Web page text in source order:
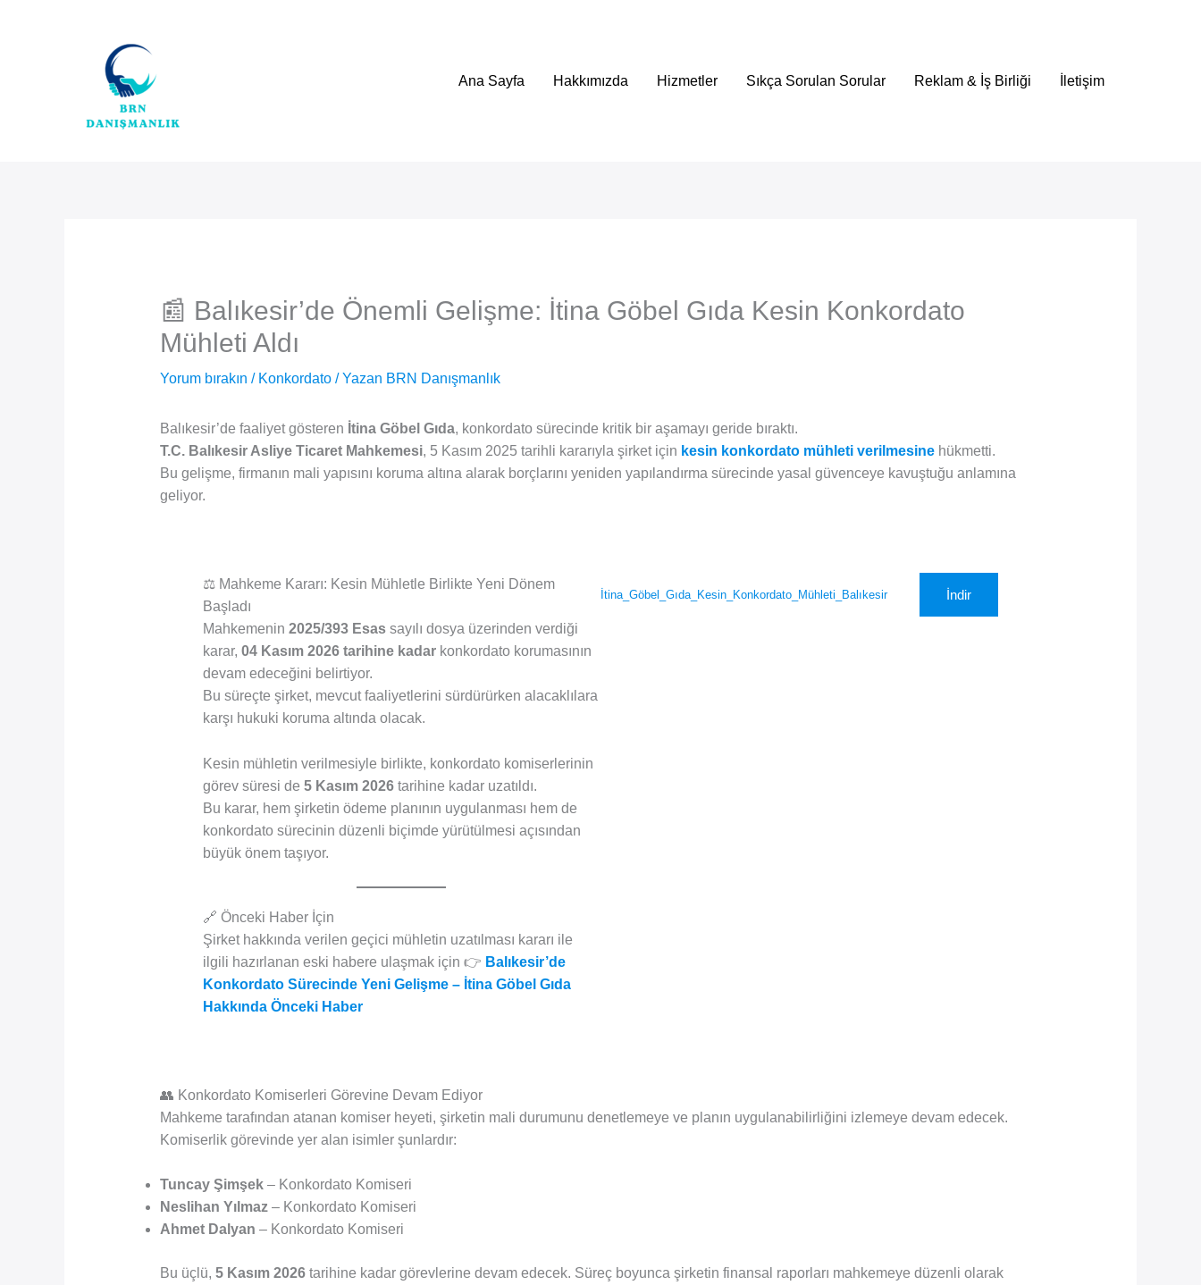
Ana Sayfa Hakkımızda Hizmetler Sıkça Sorulan Sorular Reklam & İş Birliği İletişim
📰 Balıkesir’de Önemli Gelişme: İtina Göbel Gıda Kesin Konkordato
Mühleti Aldı
Yorum bırakın / Konkordato/ Yazan BRN Danışmanlık
Balıkesir’de faaliyet gösteren İtina Göbel Gıda, konkordato sürecinde kritik bir aşamayı geride bıraktı.
T.C. Balıkesir Asliye Ticaret Mahkemesi, 5 Kasım 2025 tarihli kararıyla şirket için kesin konkordato mühleti verilmesine hükmetti.
Bu gelişme, firmanın mali yapısını koruma altına alarak borçlarını yeniden yapılandırma sürecinde yasal güvenceye kavuştuğu anlamına
geliyor.
⚖️ Mahkeme Kararı: Kesin Mühletle Birlikte Yeni Dönem
Başladı
Mahkemenin 2025/393 Esassayılı dosya üzerinden verdiği
karar, 04 Kasım 2026 tarihine kadarkonkordato korumasının
devam edeceğini belirtiyor.
Bu süreçte şirket, mevcut faaliyetlerini sürdürürken alacaklılara
karşı hukuki koruma altında olacak.
Kesin mühletin verilmesiyle birlikte, konkordato komiserlerinin
görev süresi de 5 Kasım 2026tarihine kadar uzatıldı.
Bu karar, hem şirketin ödeme planının uygulanması hem de
konkordato sürecinin düzenli biçimde yürütülmesi açısından
büyük önem taşıyor.
🔗 Önceki Haber İçin
Şirket hakkında verilen geçici mühletin uzatılması kararı ile
ilgili hazırlanan eski habere ulaşmak için 👉 Balıkesir’de
Konkordato Sürecinde Yeni Gelişme – İtina Göbel Gıda
Hakkında Önceki Haber
İtina_Göbel_Gıda_Kesin_Konkordato_Mühleti_Balıkesir İndir
👥 Konkordato Komiserleri Görevine Devam Ediyor
Mahkeme tarafından atanan komiser heyeti, şirketin mali durumunu denetlemeye ve planın uygulanabilirliğini izlemeye devam edecek.
Komiserlik görevinde yer alan isimler şunlardır:
Tuncay Şimşek– Konkordato Komiseri
Neslihan Yılmaz– Konkordato Komiseri
Ahmet Dalyan – Konkordato Komiseri
Bu üçlü, 5 Kasım 2026tarihine kadar görevlerine devam edecek. Süreç boyunca şirketin finansal raporları mahkemeye düzenli olarak